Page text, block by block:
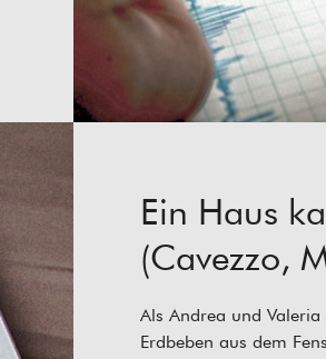
Ein Haus
(Cavezzo,
Als Andrea und
Erdbeben aus dem